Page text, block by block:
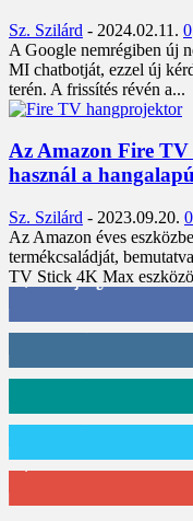
Sz. Szilárd - 2024.02.11. 0
A Google nemrégiben új
MI chatbotját, ezzel új
terén. A frissítés révén a...
Az Amazon Fire
használ a
Sz. Szilárd - 2023.09.20. 0
Az Amazon éves
termékcsaládját,
TV Stick 4K Max
3,452
Rajongók